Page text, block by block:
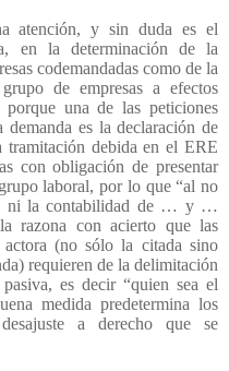
atención, y sin duda es el
en la determinación de la
codemandadas como de la
de empresas a efectos
una de las peticiones
es la declaración de
debida en el ERE
con obligación de presentar
laboral, por lo que “al no
ni la contabilidad de … y …
razona con acierto que las
(no sólo la citada sino
requieren de la delimitación
es decir “quien sea el
medida predetermina los
a derecho que se